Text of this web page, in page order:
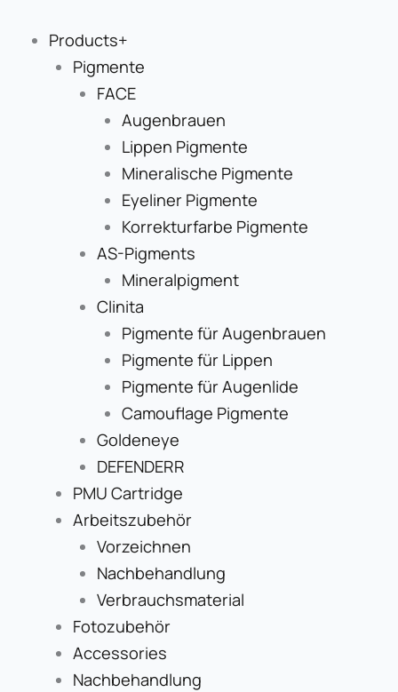
Inhalt
springen
Products+
Pigmente
FACE
Augenbrauen
Lippen Pigmente
Mineralische Pigmente
Eyeliner Pigmente
Korrekturfarbe Pigmente
AS-Pigments
Mineralpigment
Clinita
Pigmente für Augenbrauen
Pigmente für Lippen
Pigmente für Augenlide
Camouflage Pigmente
Goldeneye
DEFENDERR
PMU Cartridge
Arbeitszubehör
Vorzeichnen
Nachbehandlung
Verbrauchsmaterial
Fotozubehör
Accessories
Nachbehandlung